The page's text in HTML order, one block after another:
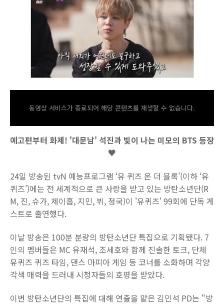
동영상 서비스가 종료되어 해당 콘텐츠를 재생할 수 없습니다.
예고편부터 화제! '대문남' 석진과 빛이 나는 미모의 BTS 등장
♥
24일 방송된 tvN 예능프로그램 ‘유 퀴즈 온 더 블록’(이하 ‘유
퀴즈’)에는 전 세계적으로 큰 사랑을 받고 있는 방탄소년단(R
M, 진, 슈가, 제이홉, 지민, 뷔, 정국)이 '유퀴즈' 99회에 단독 게
스트로 출연했다.
이날 방송은 100분 분량의 방탄소년단 특집으로 기획됐다. 7
인의 멤버들은 MC 유재석, 조세호와 함께 진솔한 토크, 단체
유퀴즈 퀴즈 타임, 댄스 마피아 게임 등 코너를 소화하며 각양
각색 매력을 드러내 시청자들의 호평을 받았다.
이번 방탄소년단의 특집에 대해 연출을 맡은 김민석 PD는 "방